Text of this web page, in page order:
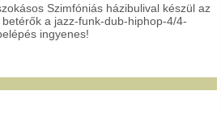
Szimfóniás házibulival készül az
a jazz-funk-dub-hiphop-4/4-
ingyenes!